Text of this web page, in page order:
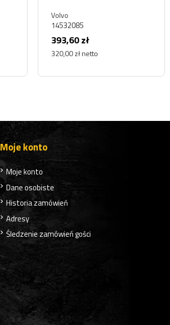
Volvo
14532085
393,60 zł
320,00 zł netto
Moje konto
Moje konto
Dane osobiste
Historia zamówień
Adresy
Śledzenie zamówień gości